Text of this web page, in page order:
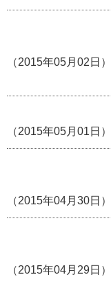
（2015年05月02日）
（2015年05月01日）
（2015年04月30日）
（2015年04月29日）